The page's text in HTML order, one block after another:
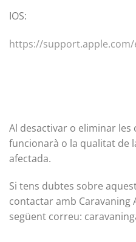
IOS:
https://support.apple.com/
Al desactivar o eliminar les
funcionarà o la qualitat de
afectada.
Si tens dubtes sobre
contactar amb Caravaning
següent correu: